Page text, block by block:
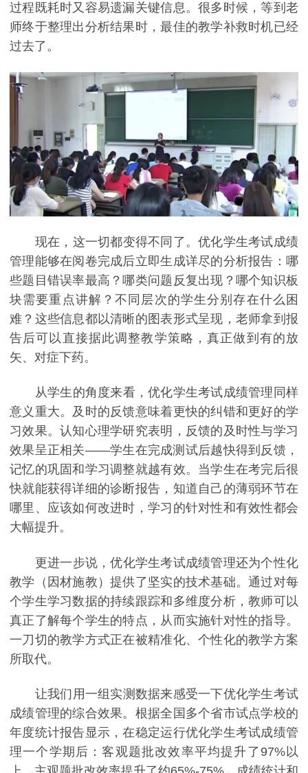
过程既耗时又容易遗漏关键信息。很多时候，等到老
师终于整理出分析结果时，最佳的教学补救时机已经
过去了。
现在，这一切都变得不同了。优化学生考试成绩
管理能够在阅卷完成后立即生成详尽的分析报告：哪
些题目错误率最高？哪类问题反复出现？哪个知识板
块需要重点讲解？不同层次的学生分别存在什么困
难？这些信息都以清晰的图表形式呈现，老师拿到报
告后可以直接据此调整教学策略，真正做到有的放
矢、对症下药。
从学生的角度来看，优化学生考试成绩管理同样
意义重大。及时的反馈意味着更快的纠错和更好的学
习效果。认知心理学研究表明，反馈的及时性与学习
效果呈正相关——学生在完成测试后越快得到反馈，
记忆的巩固和学习调整就越有效。当学生在考完后很
快就能获得详细的诊断报告，知道自己的薄弱环节在
哪里、应该如何改进时，学习的针对性和有效性都会
大幅提升。
更进一步说，优化学生考试成绩管理还为个性化
教学（因材施教）提供了坚实的技术基础。通过对每
个学生学习数据的持续跟踪和多维度分析，教师可以
真正了解每个学生的特点，从而实施针对性的指导。
一刀切的教学方式正在被精准化、个性化的教学方案
所取代。
让我们用一组实测数据来感受一下优化学生考试
成绩管理的综合效果。根据全国多个省市试点学校的
年度统计报告显示，在稳定运行优化学生考试成绩管
理一个学期后：客观题批改效率平均提升了97%以